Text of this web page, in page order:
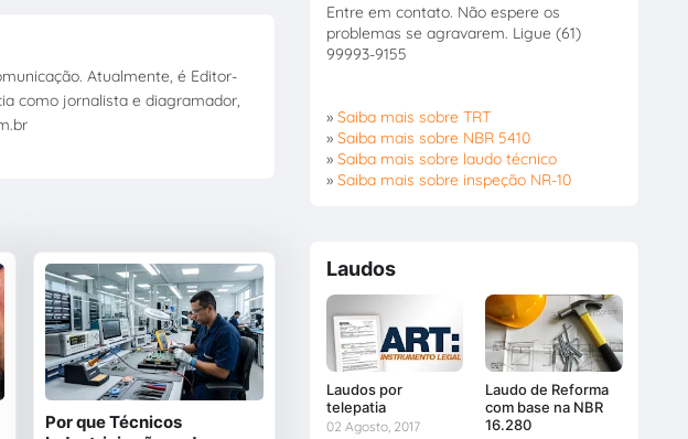
Atualmente, é Editor-
como jornalista e diagramador,
Por que Técnicos
Entre em contato. Não espere os
problemas se agravarem. Ligue (61)
99993-9155
» Saiba mais sobre TRT
» Saiba mais sobre NBR 5410
» Saiba mais sobre laudo técnico
» Saiba mais sobre inspeção NR-10
Laudos
Laudos por
telepatia
02 Agosto, 2017
Laudo de Reforma
com base na NBR
16.280